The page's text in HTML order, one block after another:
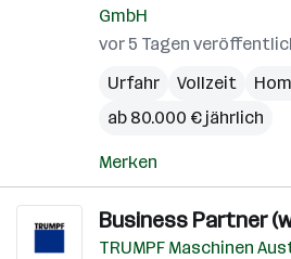
GmbH
vor 5 Tagen
Urfahr
Vollzeit
ab 80.000 € jährlich
Merken
Business Partner
TRUMPF Maschinen